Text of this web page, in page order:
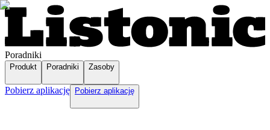
Poradniki
Produkt Poradniki Zasoby
Pobierz aplikację Pobierz aplikację